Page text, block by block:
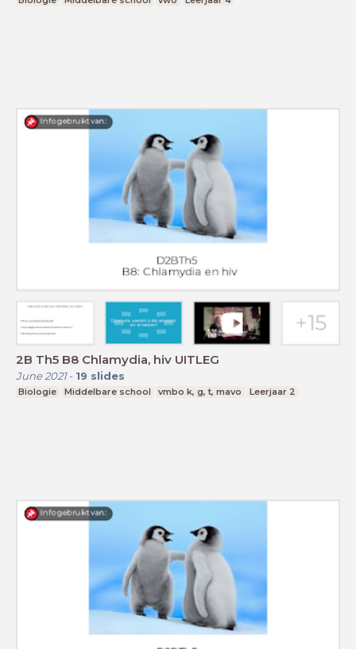
2B Th5 B8 Chlamydia, hiv UITLEG
June 2021- 19 slides
Biologie Middelbare school vmbo k, g, t, mavo Leerjaar 2